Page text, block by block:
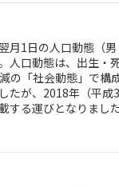
月1日の人口動態（
人口動態は、出生・
の「社会動態」で構
たが、2018年（平成
る運びとなりました